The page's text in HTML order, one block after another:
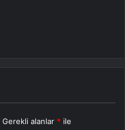
Gerekli alanlar * ile